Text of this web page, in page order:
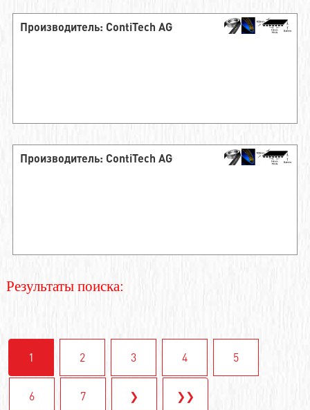
Производитель: ContiTech AG
Производитель: ContiTech AG
Результаты поиска:
1 2 3 4 5
6 7 ❯ ❯❯